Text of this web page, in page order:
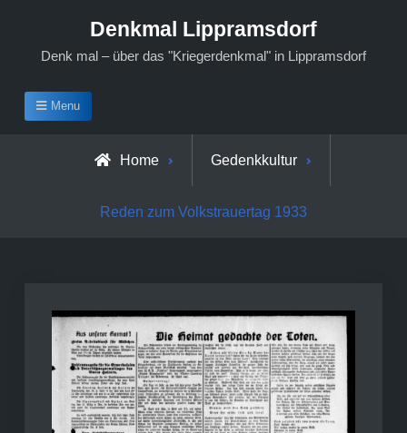
content
Denkmal Lippramsdorf
Denk mal – über das "Kriegerdenkmal" in Lippramsdorf
Menu
Home Gedenkkultur
Reden zum Volkstrauertag 1933